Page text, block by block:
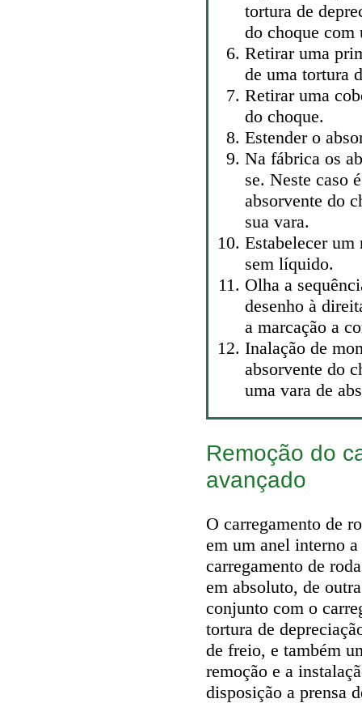
tortura de
do choque com
Retirar uma
de uma tortura
Retirar uma
do choque.
Estender o
Na fábrica os
se. Neste caso
absorvente do
sua vara.
Estabelecer um
sem líquido.
Olha a
desenho à
a marcação a
Inalação de
absorvente do
uma vara de
Remoção do
avançado
O carregamento de
em um anel interno
carregamento de
em absoluto, de
conjunto com o
tortura de
de freio, e também
remoção e a
disposição a prensa